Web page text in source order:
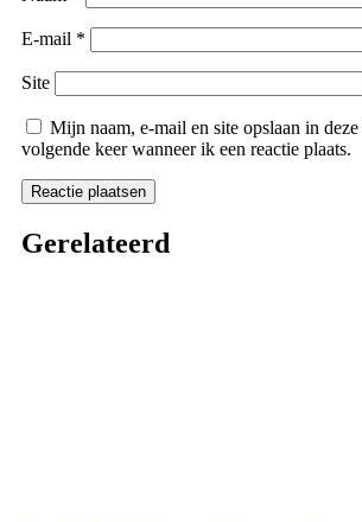
E-mail *
Site
Mijn naam, e-mail en site opslaan in
volgende keer wanneer ik een reactie plaats.
Gerelateerd